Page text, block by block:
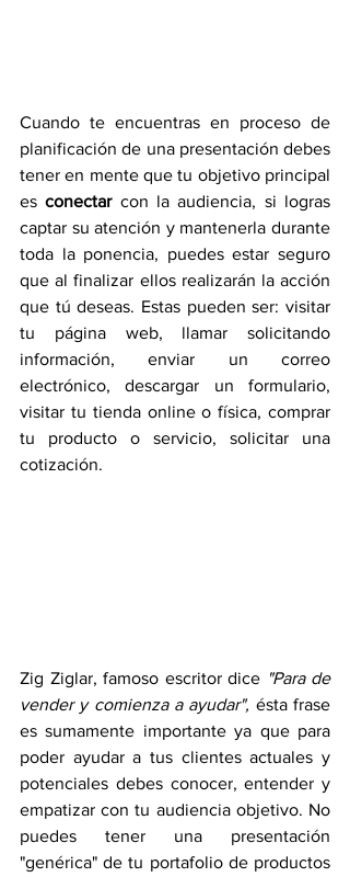
Cuando te encuentras en proceso de
planificación de una presentación debes
tener en mente que tu objetivo principal
es conectar con la audiencia, si logras
captar su atención y mantenerla durante
toda la ponencia, puedes estar seguro
que al finalizar ellos realizarán la acción
que tú deseas. Estas pueden ser: visitar
tu página web, llamar solicitando
información, enviar un correo
electrónico, descargar un formulario,
visitar tu tienda online o física, comprar
tu producto o servicio, solicitar una
cotización.
Zig Ziglar, famoso escritor dice "Para de
vender y comienza a ayudar", ésta frase
es sumamente importante ya que para
poder ayudar a tus clientes actuales y
potenciales debes conocer, entender y
empatizar con tu audiencia objetivo. No
puedes tener una presentación
"genérica" de tu portafolio de productos